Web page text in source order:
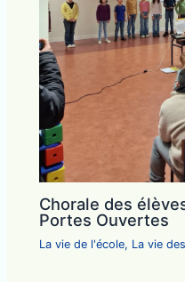
Chorale des
Portes Ouvertes
La vie de l'école, La vie